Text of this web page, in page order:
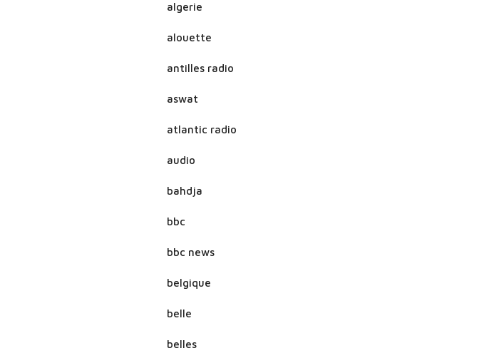
algerie
alouette
antilles radio
aswat
atlantic radio
audio
bahdja
bbc
bbc news
belgique
belle
belles